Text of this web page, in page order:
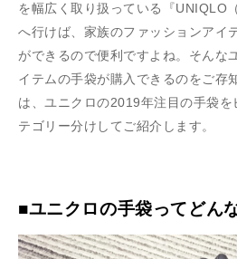
を幅広く取り扱っている『UNIQLO
へ行けば、家族のファッションアイ
ができるので便利ですよね。そんな
イテムの手袋が購入できるのをご存
は、ユニクロの2019年注目の手袋を
テゴリー分けしてご紹介します。
■ユニクロの手袋ってどん